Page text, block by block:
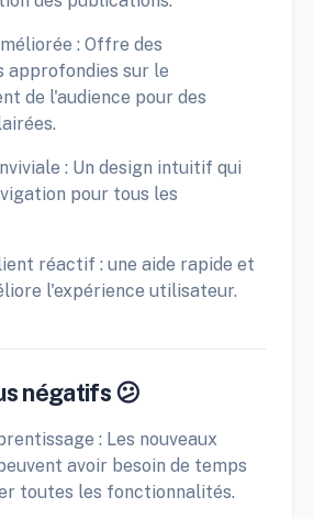
: Offre des
approfondies sur le
de l'audience pour des
: Un design intuitif qui
pour tous les
réactif : une aide rapide et
l'expérience utilisateur.
négatifs 😕
: Les nouveaux
avoir besoin de temps
toutes les fonctionnalités.